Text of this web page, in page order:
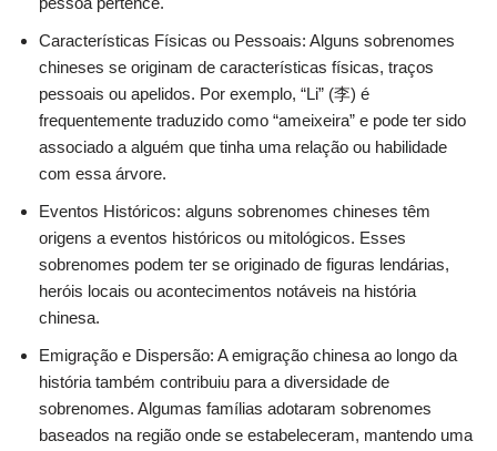
Características Físicas ou Pessoais: Alguns sobrenomes
chineses se originam de características físicas, traços
pessoais ou apelidos. Por exemplo, “Li” (李) é
frequentemente traduzido como “ameixeira” e pode ter sido
associado a alguém que tinha uma relação ou habilidade
com essa árvore.
Eventos Históricos: alguns sobrenomes chineses têm
origens a eventos históricos ou mitológicos. Esses
sobrenomes podem ter se originado de figuras lendárias,
heróis locais ou acontecimentos notáveis ​​na história
chinesa.
Emigração e Dispersão: A emigração chinesa ao longo da
história também contribuiu para a diversidade de
sobrenomes. Algumas famílias adotaram sobrenomes
baseados na região onde se estabeleceram, mantendo uma